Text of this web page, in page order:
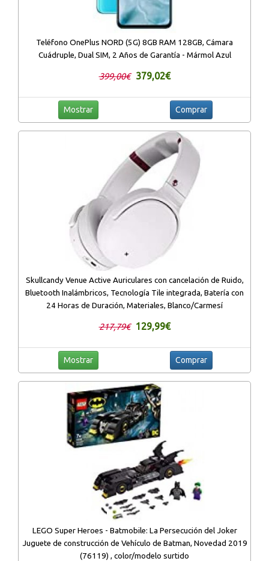
Teléfono OnePlus NORD (5G) 8GB RAM 128GB, Cámara
Cuádruple, Dual SIM, 2 Años de Garantía - Mármol Azul
399,00€ 379,02€
Mostrar Comprar
Skullcandy Venue Active Auriculares con cancelación de Ruido,
Bluetooth Inalámbricos, Tecnología Tile integrada, Batería con
24 Horas de Duración, Materiales, Blanco/Carmesí
217,79€ 129,99€
Mostrar Comprar
LEGO Super Heroes - Batmobile: La Persecución del Joker
Juguete de construcción de Vehículo de Batman, Novedad 2019
(76119) , color/modelo surtido